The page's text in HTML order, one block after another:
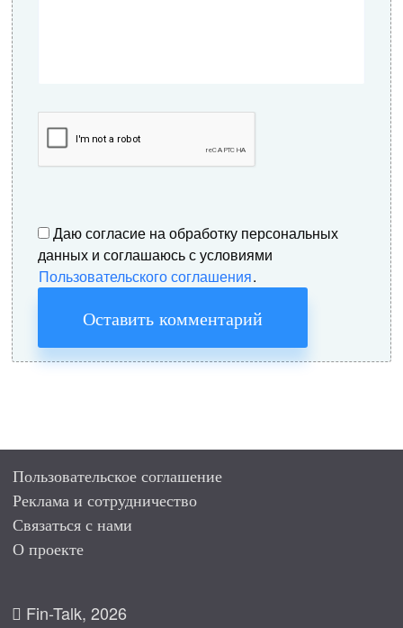
Оставить комментарий
Даю согласие на обработку персональных
данных и соглашаюсь с условиями
Пользовательского соглашения.
Пользовательское соглашение
Реклама и сотрудничество
Связаться с нами
О проекте
Fin-Talk, 2026